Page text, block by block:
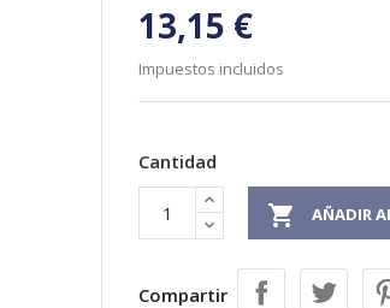
13,15 €
Impuestos incluidos
Cantidad
 AÑADIR
Compartir